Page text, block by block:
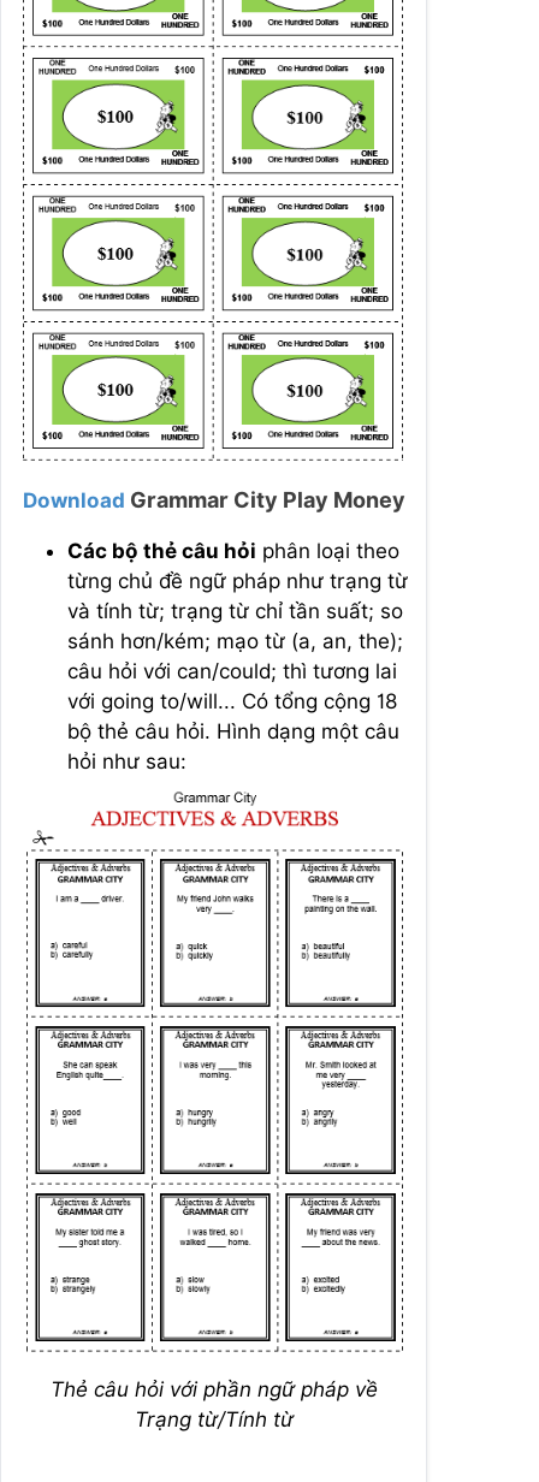
Download Grammar City Play Money
Các bộ thẻ câu hỏi phân loại theo
từng chủ đề ngữ pháp như trạng từ
và tính từ; trạng từ chỉ tần suất; so
sánh hơn/kém; mạo từ (a, an, the);
câu hỏi với can/could; thì tương lai
với going to/will... Có tổng cộng 18
bộ thẻ câu hỏi. Hình dạng một câu
hỏi như sau:
Thẻ câu hỏi với phần ngữ pháp về
Trạng từ/Tính từ